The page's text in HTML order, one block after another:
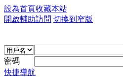
設為首頁收藏本站
開啟輔助訪問 切換到窄版
密碼
快捷導航